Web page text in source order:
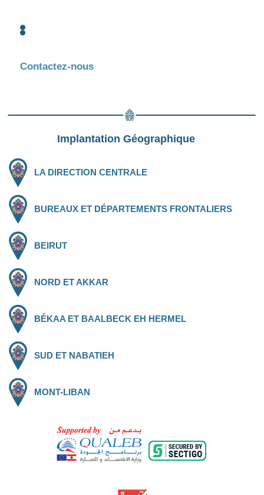
Contactez-nous
Implantation Géographique
LA DIRECTION CENTRALE
BUREAUX ET DÉPARTEMENTS FRONTALIERS
BEIRUT
NORD ET AKKAR
BÉKAA ET BAALBECK EH HERMEL
SUD ET NABATIEH
MONT-LIBAN